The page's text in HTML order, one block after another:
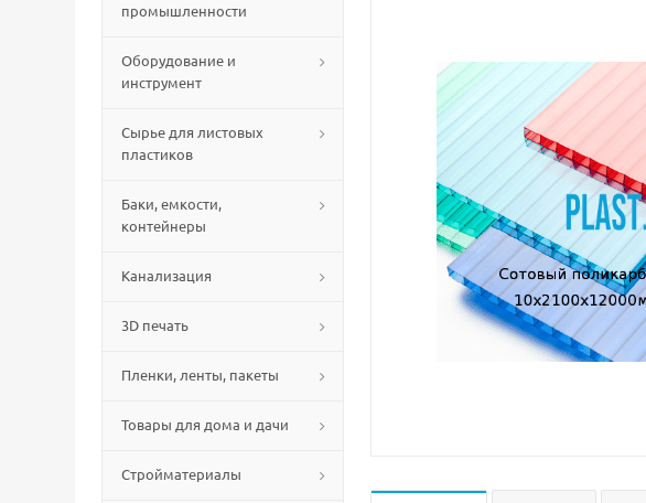
промышленности
Оборудование и
инструмент
Сырье для листовых
пластиков
Баки, емкости,
контейнеры
Канализация
3D печать
Пленки, ленты, пакеты
Товары для дома и дачи
Стройматериалы